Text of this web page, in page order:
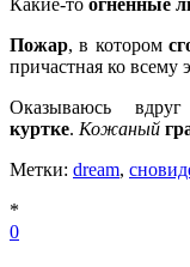
Пожар, в котором
причастная ко всему
Оказываюсь
куртке. Кожаный
Метки: dream,
*
0